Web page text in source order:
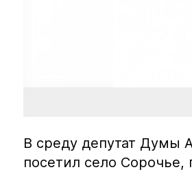
В среду депутат Думы
посетил село Сорочье,